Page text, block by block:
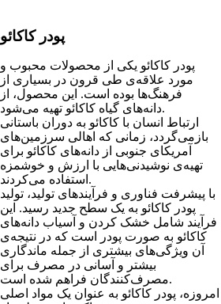
پودر کاکائو
پودر کاکائو یکی از محصولات محبوب و
مورد علاقه‌ی طی قرون در بسیاری از
فرهنگ‌ها بوده است. این محصول، از
دانه‌های گیاه کاکائو تهیه می‌شود.
ارتباط انسان با کاکائو به دوران باستانی
بازمی‌گردد، زمانی که اهالی سرزمین‌های
آمریکای جنوبی از دانه‌های کاکائو برای
تهیه‌ی نوشیدنی‌هایی با ارزش و خوشمزه
استفاده می‌کردند.
با پیشرفت فناوری و فرآیندهای تولید، تولید
پودر کاکائو به یک سطح جدید رسید. این
فرآیند شامل خشک کردن و آسیاب دانه‌های
کاکائو به صورت پودر است که در نتیجه‌ی
آن ویژگی‌های بیشتری از جمله ماندگاری
بیشتر و آسانی در مصرف برای
مصرف‌کنندگان فراهم شده است.
امروزه، پودر کاکائو به عنوان یک مواد اصلی